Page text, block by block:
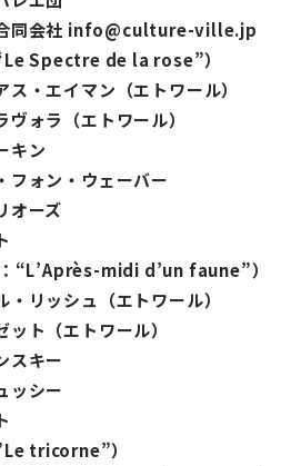
同会社 info@culture-ville.jp
Spectre de la rose”）
・エイマン（エトワール）
ォラ（エトワール）
キン
フォン・ウェーバー
オーズ
“L’Après-midi d’un faune”）
リッシュ（エトワール）
ト（エトワール）
スキー
ッシー
tricorne”）